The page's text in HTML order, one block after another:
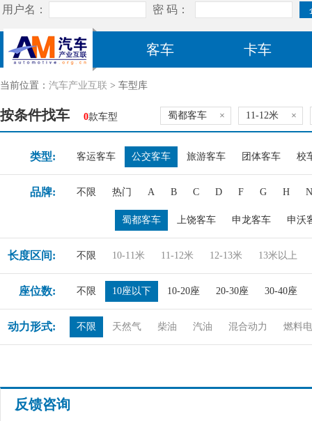
客车 卡车
当前位置： 汽车产业互联 > 车型库
按条件找车 0款车型 蜀都客车 × 11-12米 ×
类型: 客运客车 公交客车 旅游客车 团体客车 校
品牌: 不限 热门 A B C D F G H N
蜀都客车 上饶客车 申龙客车 申沃
长度区间: 不限 10-11米 11-12米 12-13米 13米以上
座位数: 不限 10座以下 10-20座 20-30座 30-40座
动力形式: 不限 天然气 柴油 汽油 混合动力 燃料
反馈咨询